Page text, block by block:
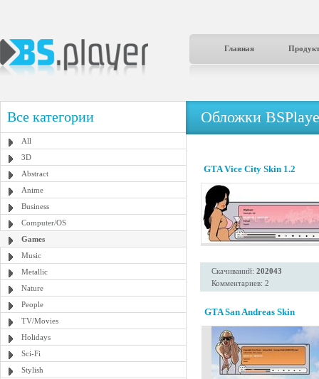
Главная
Все категории
All
3D
Abstract
Anime
Business
Computer/OS
Games
Music
Metallic
Nature
People
TV/Movies
Holidays
Sci-Fi
Stylish
Обложки
GTA Vice City Skin 1.2
Скачиваний: 202043
Комментариев: 2
GTA San Andreas Skin